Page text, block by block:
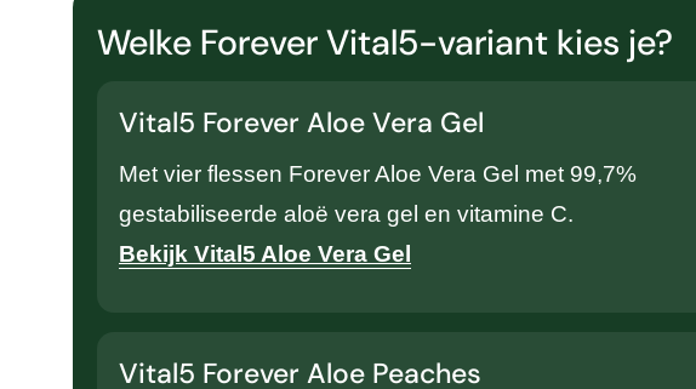
Welke Forever Vital5-variant kies je?
Vital5 Forever Aloe Vera Gel
Met vier flessen Forever Aloe Vera Gel met 99,7%
gestabiliseerde aloë vera gel en vitamine C.
Bekijk Vital5 Aloe Vera Gel
Vital5 Forever Aloe Peaches